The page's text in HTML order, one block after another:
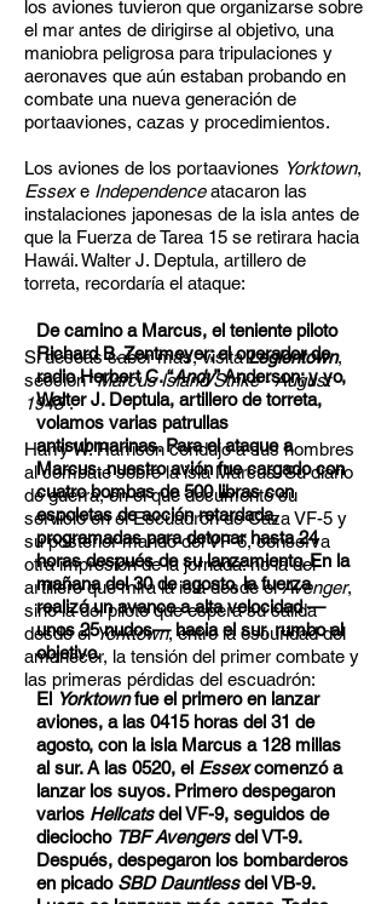
los aviones tuvieron que organizarse sobre
el mar antes de dirigirse al objetivo, una
maniobra peligrosa para tripulaciones y
aeronaves que aún estaban probando en
combate una nueva generación de
portaaviones, cazas y procedimientos.
Los aviones de los portaaviones Yorktown,
Essexe Independenceatacaron las
instalaciones japonesas de la isla antes de
que la Fuerza de Tarea 15 se retirara hacia
Hawái. Walter J. Deptula, artillero de
torreta, recordaría el ataque:
De camino a Marcus, el teniente piloto
Richard B. Zentmeyer; el operador de
radio Herbert C. “Andy” Anderson; y yo,
Walter J. Deptula, artillero de torreta,
volamos varias patrullas
antisubmarinas. Para el ataque a
Marcus, nuestro avión fue cargado con
cuatro bombas de 500 libras con
espoletas de acción retardada,
programadas para detonar hasta 24
horas después de su lanzamiento. En la
mañana del 30 de agosto, la fuerza
realizó un avance a alta velocidad —
unos 25 nudos— hacia el sur, rumbo al
objetivo.
El Yorktownfue el primero en lanzar
aviones, a las 0415 horas del 31 de
agosto, con la isla Marcus a 128 millas
al sur. A las 0520, el Essexcomenzó a
lanzar los suyos. Primero despegaron
varios Hellcatsdel VF-9, seguidos de
dieciocho TBF Avengersdel VT-9.
Después, despegaron los bombarderos
en picado SBD Dauntlessdel VB-9.
Si deseas saber más, visitaLegiontown,
sección “Marcus Island Strike - August
1943”.
Harry W. Harrison condujo a sus hombres
al combate sobre la isla Marcus. Su diario
de guerra, en el que documentó su
servicio en el Escuadrón de Caza VF-5 y
su posterior mando del VF-6, conserva
otra impresión de la jornada: no la del
artillero que mira la isla desde elAvenger,
sino la del piloto que espera su salida
desde elYorktown, entre la oscuridad del
amanecer, la tensión del primer combate y
las primeras pérdidas del escuadrón: